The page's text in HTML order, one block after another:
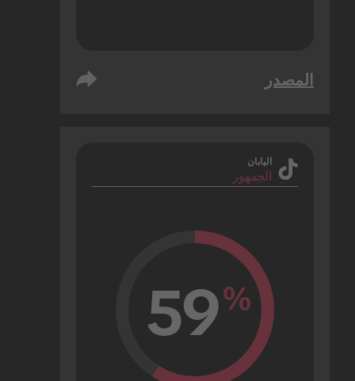
المصدر
اليابان
الجمهور
59%